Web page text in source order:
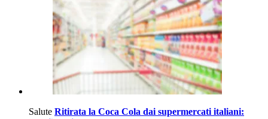
Salute Ritirata la Coca Cola dai supermercati italiani: